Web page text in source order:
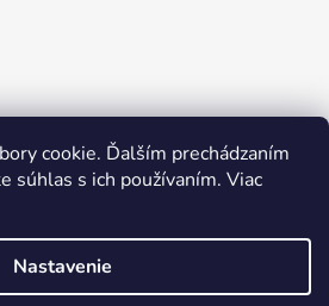
cookie. Ďalším prechádzaním
súhlas s ich používaním. Viac
Nastavenie